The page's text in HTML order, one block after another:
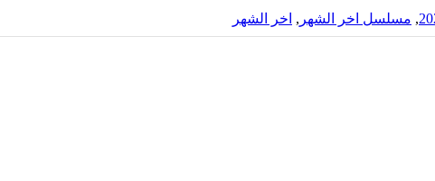
, مسلسل اخر الشهر , اخر الشهر